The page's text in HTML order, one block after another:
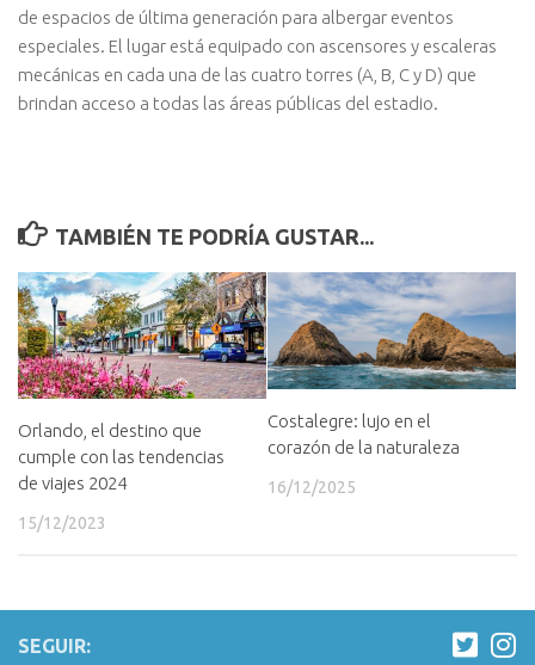
de espacios de última generación para albergar eventos
especiales. El lugar está equipado con ascensores y escaleras
mecánicas en cada una de las cuatro torres (A, B, C y D) que
brindan acceso a todas las áreas públicas del estadio.
TAMBIÉN TE PODRÍA GUSTAR...
Orlando, el destino que
cumple con las tendencias
de viajes 2024
15/12/2023
Costalegre: lujo en el
corazón de la naturaleza
16/12/2025
SEGUIR: